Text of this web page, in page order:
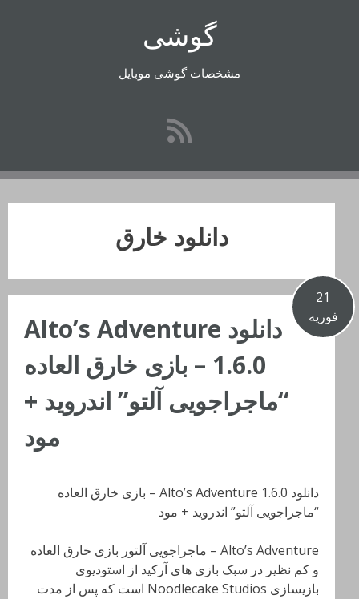
گوشی
مشخصات گوشی موبایل
دانلود خارق
21
فوریه
دانلود Alto’s Adventure
1.6.0 – بازی خارق العاده
“ماجراجویی آلتو” اندروید +
مود
دانلود Alto’s Adventure 1.6.0 – بازی خارق العاده
“ماجراجویی آلتو” اندروید + مود
Alto’s Adventure – ماجراجویی آلتور بازی خارق العاده
و کم نظیر در سبک بازی های آرکید از استودیوی
بازیسازی Noodlecake Studios است که پس از مدت